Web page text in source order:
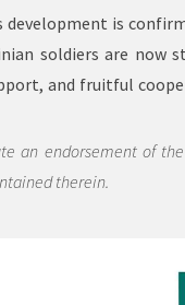
is
soldiers are
and fruitful
an endorsement of
therein.